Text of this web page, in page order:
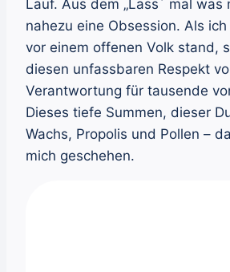
Lauf. Aus dem „Lass´ mal was
nahezu eine Obsession. Als
vor einem offenen Volk stand,
diesen unfassbaren Respekt
Verantwortung für tausende
Dieses tiefe Summen, dieser
Wachs, Propolis und Pollen –
mich geschehen.